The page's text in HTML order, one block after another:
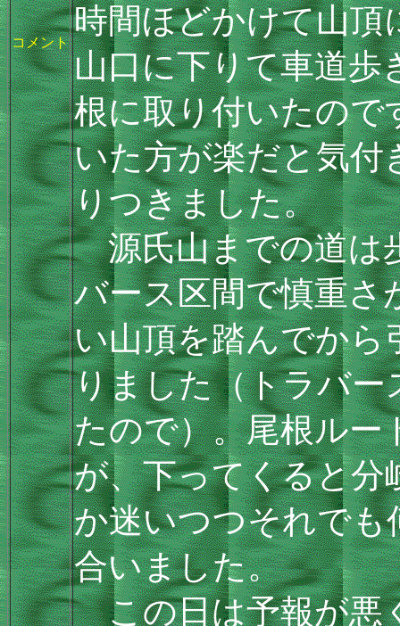
コメント
時間ほどかけて山頂
山口に下りて車道歩
根に取り付いたので
いた方が楽だと気付
りつきました。
源氏山までの道は
バース区間で慎重さ
い山頂を踏んでから
りました（トラバ
たので）。尾根ルー
が、下ってくると分
か迷いつつそれでも
合いました。
この日は予報が悪